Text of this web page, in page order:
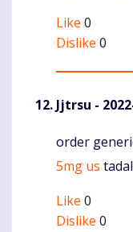
Like 0
Dislike 0
Jjtrsu -
Komentaras
order
5mg us
Like 0
Dislike 0